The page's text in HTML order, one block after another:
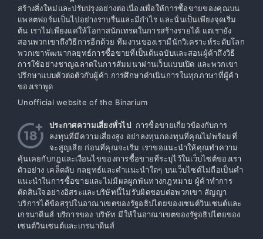
สร้างสิ่งใหม่และปรับปรุงอย่างต่อเนื่องเพื่อให้การซื้อขายของคุณบน
แพลตฟอร์มเป็นไปอย่างราบรื่นและมีกำไร และนั่นเป็นเพียงจุดเริ่ม
ต้น เราไม่เพียงแค่ให้โอกาสนักเทรดในการสร้างรายได้ แต่เรายัง
สอนพวกเขาถึงวิธีการอีกด้วย ทีมงานของเรามีนักวิเคราะห์ระดับโลก
พวกเขาพัฒนากลยุทธ์การซื้อขายที่เป็นต้นฉบับและสอนผู้ค้าถึงวิธี
การใช้อย่างชาญฉลาดในการสัมมนาผ่านเว็บแบบเปิด และพวกเขา
ปรึกษาแบบตัวต่อตัวกับผู้ค้า การศึกษาดำเนินการในทุกภาษาที่ผู้ค้า
ของเราพูด
Unofficial website of the Binarium
ประกาศความเสี่ยงทั่วไป: การซื้อขายเกี่ยวข้องกับการ
ลงทุนที่มีความเสี่ยงสูง อย่าลงทุนกองทุนที่คุณไม่พร้อมที่
จะสูญเสีย ก่อนที่คุณจะเริ่ม เราขอแนะนำให้คุณทำความ
คุ้นเคยกับกฎและเงื่อนไขของการซื้อขายที่ระบุไว้ในเว็บไซต์ของเรา
ตัวอย่าง เคล็ดลับ กลยุทธ์และคำแนะนำใดๆ บนเว็บไซต์ไม่ถือเป็นคำ
แนะนำในการซื้อขายและไม่มีผลผูกพันทางกฎหมาย ผู้ค้าทำการ
ตัดสินใจอย่างอิสระและบริษัทนี้ไม่รับผิดชอบต่อพวกเขา สัญญา
บริการได้ข้อสรุปในอาณาเขตของรัฐอธิปไตยของเซนต์วินเซนต์และ
เกรนาดีนส์ บริการของ บริษัท มีให้ในอาณาเขตของรัฐอธิปไตยของ
เซนต์วินเซนต์และเกรนาดีนส์